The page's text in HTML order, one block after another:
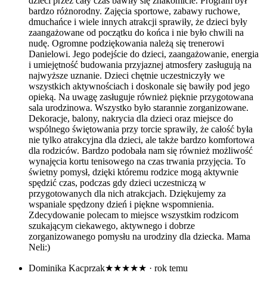
bardzo różnorodny. Zajęcia sportowe, zabawy ruchowe,
dmuchańce i wiele innych atrakcji sprawiły, że dzieci były
zaangażowane od początku do końca i nie było chwili na
nudę. Ogromne podziękowania należą się trenerowi
Danielowi. Jego podejście do dzieci, zaangażowanie, energia
i umiejętność budowania przyjaznej atmosfery zasługują na
najwyższe uznanie. Dzieci chętnie uczestniczyły we
wszystkich aktywnościach i doskonale się bawiły pod jego
opieką. Na uwagę zasługuje również pięknie przygotowana
sala urodzinowa. Wszystko było starannie zorganizowane.
Dekoracje, balony, nakrycia dla dzieci oraz miejsce do
wspólnego świętowania przy torcie sprawiły, że całość była
nie tylko atrakcyjna dla dzieci, ale także bardzo komfortowa
dla rodziców. Bardzo podobała nam się również możliwość
wynajęcia kortu tenisowego na czas trwania przyjęcia. To
świetny pomysł, dzięki któremu rodzice mogą aktywnie
spędzić czas, podczas gdy dzieci uczestniczą w
przygotowanych dla nich atrakcjach. Dziękujemy za
wspaniale spędzony dzień i piękne wspomnienia.
Zdecydowanie polecam to miejsce wszystkim rodzicom
szukającym ciekawego, aktywnego i dobrze
zorganizowanego pomysłu na urodziny dla dziecka. Mama
Neli:)
Dominika Kacprzak★★★★★ · rok temu